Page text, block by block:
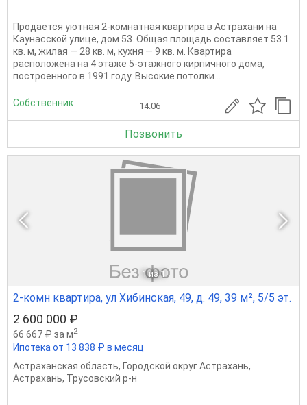
Продается уютная 2-комнатная квартира в Астрахани на
Каунасской улице, дом 53. Общая площадь составляет 53.1
кв. м, жилая — 28 кв. м, кухня — 9 кв. м. Квартира
расположена на 4 этаже 5-этажного кирпичного дома,
построенного в 1991 году. Высокие потолки...
Собственник 14.06
Позвонить
1 из 1
2-комн квартира, ул Хибинская, 49, д. 49, 39 м², 5/5 эт.
2 600 000 ₽
66 667 ₽ за м2
Ипотека от 13 838 ₽ в месяц
Астраханская область, Городской округ Астрахань,
Астрахань, Трусовский р-н